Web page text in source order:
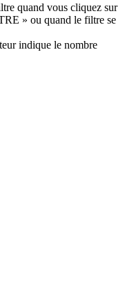
quand vous cliquez sur
» ou quand le filtre se
indique le nombre